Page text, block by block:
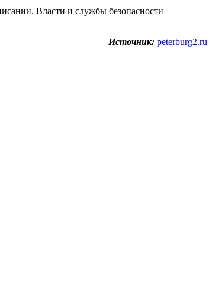
Власти и службы безопасности
Источник: peterburg2.ru